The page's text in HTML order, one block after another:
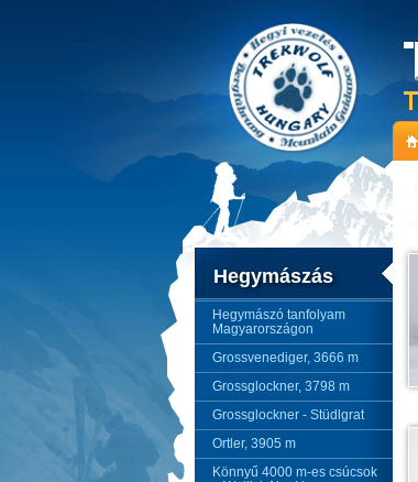
Hegymászás
Hegymászó tanfolyam
Magyarországon
Grossvenediger, 3666 m
Grossglockner, 3798 m
Grossglockner - Stüdlgrat
Ortler, 3905 m
Könnyű 4000 m-es csúcsok